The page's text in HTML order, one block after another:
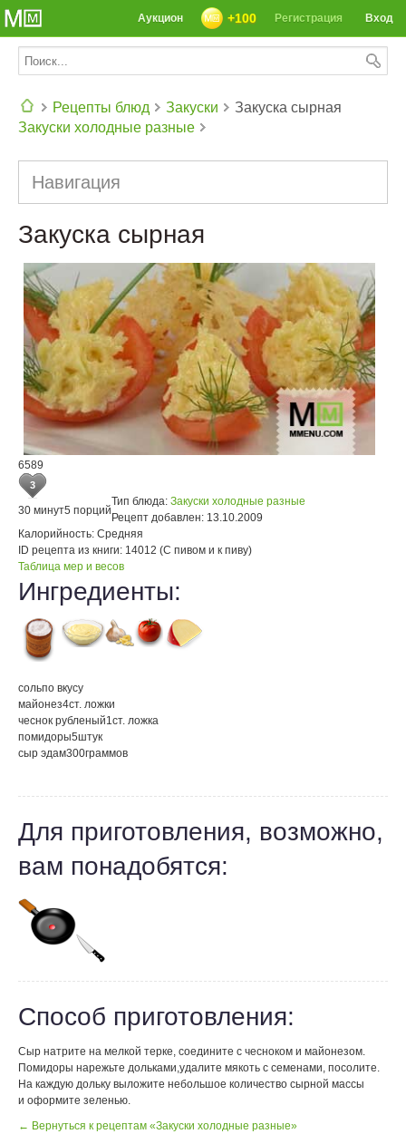
Вход
Регистрация
+100
Аукцион
Рецепты блюд
Закуски
Закуски холодные разные
Закуска сырная
Навигация
Закуска сырная
6589
3
30 минут5 порций
Тип блюда: Закуски холодные разные
Рецепт добавлен: 13.10.2009
Калорийность: Средняя
ID рецепта из книги: 14012 (С пивом и к пиву)
Таблица мер и весов
Ингредиенты:
сольпо вкусу
майонез4ст. ложки
чеснок рубленый1ст. ложка
помидоры5штук
сыр эдам300граммов
Для приготовления, возможно,
вам понадобятся:
Способ приготовления:
Сыр натрите на мелкой терке, соедините с чесноком и майонезом.
Помидоры нарежьте дольками,удалите мякоть с семенами, посолите.
На каждую дольку выложите небольшое количество сырной массы
и оформите зеленью.
← Вернуться к рецептам «Закуски холодные разные»